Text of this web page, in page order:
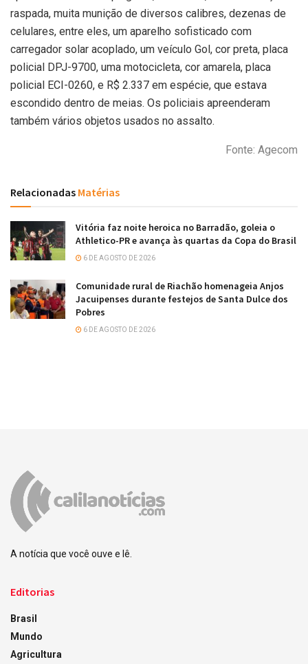
raspada, muita munição de diversos calibres, dezenas de
celulares, entre eles, um aparelho sofisticado com
carregador solar acoplado, um veículo Gol, cor preta, placa
policial DPJ-9700, uma motocicleta, cor amarela, placa
policial ECI-0260, e R$ 2.337 em espécie, que estava
escondido dentro de meias. Os policiais apreenderam
também vários objetos usados no assalto.
Fonte: Agecom
Relacionadas Matérias
Vitória faz noite heroica no Barradão, goleia o
Athletico-PR e avança às quartas da Copa do Brasil
6 DE AGOSTO DE 2026
Comunidade rural de Riachão homenageia Anjos
Jacuipenses durante festejos de Santa Dulce dos
Pobres
6 DE AGOSTO DE 2026
A notícia que você ouve e lê.
Editorias
Brasil
Mundo
Agricultura